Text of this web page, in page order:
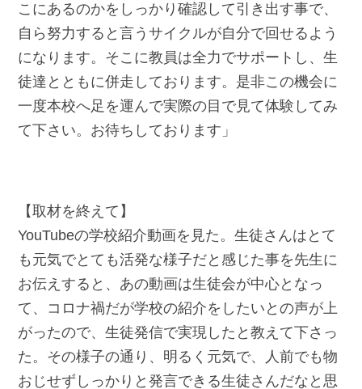
こにあるのかをしっかり確認して引き出す事で、
自ら努力すると言うサイクルが自分で回せるよう
になります。そこに教員は全力でサポートし、生
徒達とともに併走しております。是非この機会に
一度本校へ足を運んで実際の目で見て体験してみ
て下さい。お待ちしております」
【取材を終えて】
YouTubeの学校紹介動画を見た。生徒さんはとて
も元気でとても活発な様子だと感じた事を先生に
お伝えすると、あの動画は生徒会が中心となっ
て、コロナ禍だが学校の紹介をしたいとの声が上
がったので、生徒発信で実現したと教えて下さっ
た。その様子の通り、明るく元気で、人前でも物
おじせずしっかりと発言できる生徒さんだなと思